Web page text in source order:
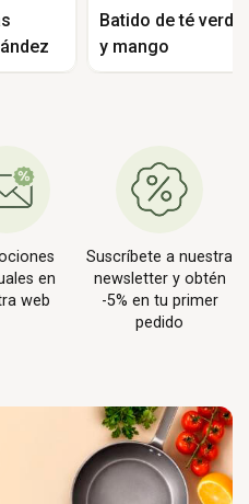
Batido de té
y mango
en
web
Suscríbete a nuestra
newsletter y obtén
-5% en tu primer
pedido